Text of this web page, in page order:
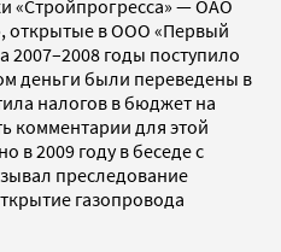
«Стройпрогресса» — ОАО
открытые в ООО «Первый
2007–2008 годы поступило
деньги были переведены в
налогов в бюджет на
комментарии для этой
в 2009 году в беседе с
преследование
газопровода